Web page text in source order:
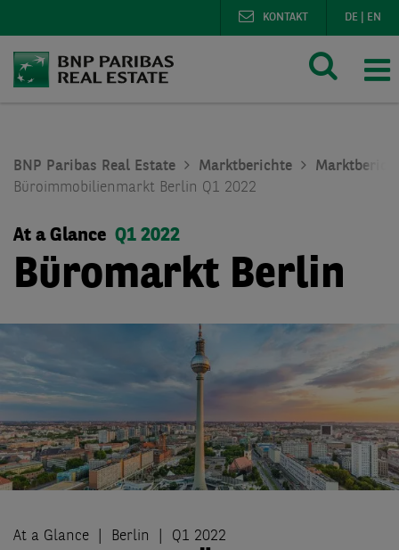
DE EN
KONTAKT
BNP Paribas Real Estate Marktberichte
Büroimmobilienmarkt Berlin Q1 2022
At a Glance Q1 2022
Büromarkt Berlin
At a Glance Berlin Q1 2022